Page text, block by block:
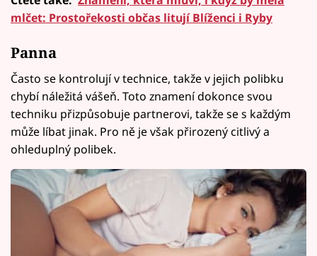
mlčet: Prostořekosti občas litují Blíženci i Ryby
Panna
Často se kontrolují v technice, takže v jejich polibku
chybí náležitá vášeň. Toto znamení dokonce svou
techniku ​​přizpůsobuje partnerovi, takže se s každým
může líbat jinak. Pro ně je však přirozený citlivý a
ohleduplný polibek.